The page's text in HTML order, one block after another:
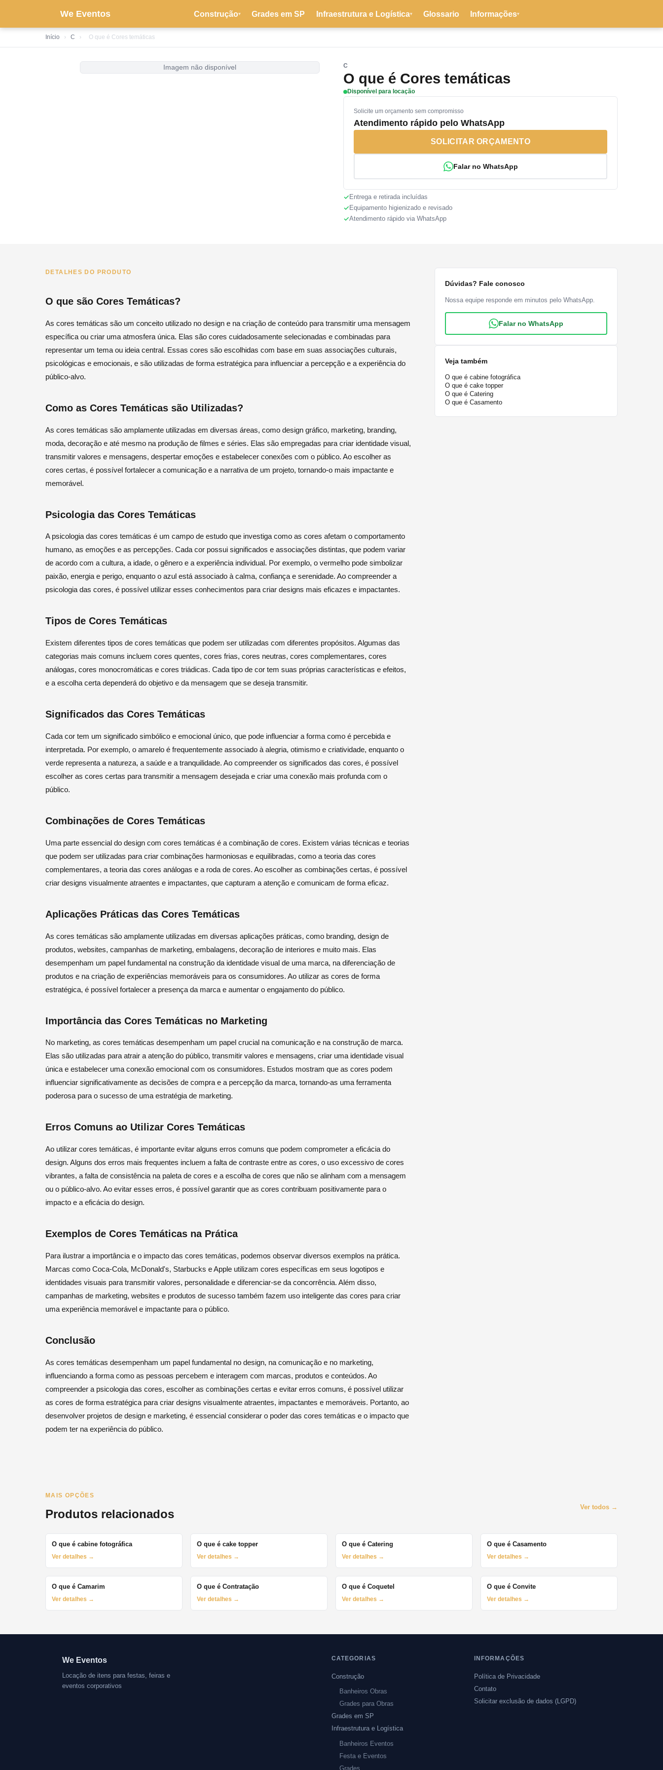
We Eventos Construção▾ Grades em SP Infraestrutura e Logística▾ Glossario Informações▾
Início › C › O que é Cores temáticas
Imagem não disponível C
O que é Cores temáticas
Disponível para locação
Solicite um orçamento sem compromisso
Atendimento rápido pelo WhatsApp
SOLICITAR ORÇAMENTO
Falar no WhatsApp
Entrega e retirada incluídas
Equipamento higienizado e revisado
Atendimento rápido via WhatsApp
DETALHES DO PRODUTO
O que são Cores Temáticas?
As cores temáticas são um conceito utilizado no design e na criação de conteúdo para transmitir uma mensagem
específica ou criar uma atmosfera única. Elas são cores cuidadosamente selecionadas e combinadas para
representar um tema ou ideia central. Essas cores são escolhidas com base em suas associações culturais,
psicológicas e emocionais, e são utilizadas de forma estratégica para influenciar a percepção e a experiência do
público-alvo.
Como as Cores Temáticas são Utilizadas?
As cores temáticas são amplamente utilizadas em diversas áreas, como design gráfico, marketing, branding,
moda, decoração e até mesmo na produção de filmes e séries. Elas são empregadas para criar identidade visual,
transmitir valores e mensagens, despertar emoções e estabelecer conexões com o público. Ao escolher as
cores certas, é possível fortalecer a comunicação e a narrativa de um projeto, tornando-o mais impactante e
memorável.
Psicologia das Cores Temáticas
A psicologia das cores temáticas é um campo de estudo que investiga como as cores afetam o comportamento
humano, as emoções e as percepções. Cada cor possui significados e associações distintas, que podem variar
de acordo com a cultura, a idade, o gênero e a experiência individual. Por exemplo, o vermelho pode simbolizar
paixão, energia e perigo, enquanto o azul está associado à calma, confiança e serenidade. Ao compreender a
psicologia das cores, é possível utilizar esses conhecimentos para criar designs mais eficazes e impactantes.
Tipos de Cores Temáticas
Existem diferentes tipos de cores temáticas que podem ser utilizadas com diferentes propósitos. Algumas das
categorias mais comuns incluem cores quentes, cores frias, cores neutras, cores complementares, cores
análogas, cores monocromáticas e cores triádicas. Cada tipo de cor tem suas próprias características e efeitos,
e a escolha certa dependerá do objetivo e da mensagem que se deseja transmitir.
Significados das Cores Temáticas
Cada cor tem um significado simbólico e emocional único, que pode influenciar a forma como é percebida e
interpretada. Por exemplo, o amarelo é frequentemente associado à alegria, otimismo e criatividade, enquanto o
verde representa a natureza, a saúde e a tranquilidade. Ao compreender os significados das cores, é possível
escolher as cores certas para transmitir a mensagem desejada e criar uma conexão mais profunda com o
público.
Combinações de Cores Temáticas
Uma parte essencial do design com cores temáticas é a combinação de cores. Existem várias técnicas e teorias
que podem ser utilizadas para criar combinações harmoniosas e equilibradas, como a teoria das cores
complementares, a teoria das cores análogas e a roda de cores. Ao escolher as combinações certas, é possível
criar designs visualmente atraentes e impactantes, que capturam a atenção e comunicam de forma eficaz.
Aplicações Práticas das Cores Temáticas
As cores temáticas são amplamente utilizadas em diversas aplicações práticas, como branding, design de
produtos, websites, campanhas de marketing, embalagens, decoração de interiores e muito mais. Elas
desempenham um papel fundamental na construção da identidade visual de uma marca, na diferenciação de
produtos e na criação de experiências memoráveis para os consumidores. Ao utilizar as cores de forma
estratégica, é possível fortalecer a presença da marca e aumentar o engajamento do público.
Importância das Cores Temáticas no Marketing
No marketing, as cores temáticas desempenham um papel crucial na comunicação e na construção de marca.
Elas são utilizadas para atrair a atenção do público, transmitir valores e mensagens, criar uma identidade visual
única e estabelecer uma conexão emocional com os consumidores. Estudos mostram que as cores podem
influenciar significativamente as decisões de compra e a percepção da marca, tornando-as uma ferramenta
poderosa para o sucesso de uma estratégia de marketing.
Erros Comuns ao Utilizar Cores Temáticas
Ao utilizar cores temáticas, é importante evitar alguns erros comuns que podem comprometer a eficácia do
design. Alguns dos erros mais frequentes incluem a falta de contraste entre as cores, o uso excessivo de cores
vibrantes, a falta de consistência na paleta de cores e a escolha de cores que não se alinham com a mensagem
ou o público-alvo. Ao evitar esses erros, é possível garantir que as cores contribuam positivamente para o
impacto e a eficácia do design.
Exemplos de Cores Temáticas na Prática
Para ilustrar a importância e o impacto das cores temáticas, podemos observar diversos exemplos na prática.
Marcas como Coca-Cola, McDonald's, Starbucks e Apple utilizam cores específicas em seus logotipos e
identidades visuais para transmitir valores, personalidade e diferenciar-se da concorrência. Além disso,
campanhas de marketing, websites e produtos de sucesso também fazem uso inteligente das cores para criar
uma experiência memorável e impactante para o público.
Conclusão
As cores temáticas desempenham um papel fundamental no design, na comunicação e no marketing,
influenciando a forma como as pessoas percebem e interagem com marcas, produtos e conteúdos. Ao
compreender a psicologia das cores, escolher as combinações certas e evitar erros comuns, é possível utilizar
as cores de forma estratégica para criar designs visualmente atraentes, impactantes e memoráveis. Portanto, ao
desenvolver projetos de design e marketing, é essencial considerar o poder das cores temáticas e o impacto que
podem ter na experiência do público.
Dúvidas? Fale conosco
Nossa equipe responde em minutos pelo WhatsApp.
Falar no WhatsApp
Veja também
O que é cabine fotográfica
O que é cake topper
O que é Catering
O que é Casamento
MAIS OPÇÕES
Produtos relacionados Ver todos →
O que é cabine fotográfica
Ver detalhes →
O que é cake topper
Ver detalhes →
O que é Catering
Ver detalhes →
O que é Casamento
Ver detalhes →
O que é Camarim
Ver detalhes →
O que é Contratação
Ver detalhes →
O que é Coquetel
Ver detalhes →
O que é Convite
Ver detalhes →
We Eventos
Locação de itens para festas, feiras e
eventos corporativos
CATEGORIAS
Construção
Banheiros Obras
Grades para Obras
Grades em SP
Infraestrutura e Logística
Banheiros Eventos
Festa e Eventos
Grades
INFORMAÇÕES
Política de Privacidade
Contato
Solicitar exclusão de dados (LGPD)